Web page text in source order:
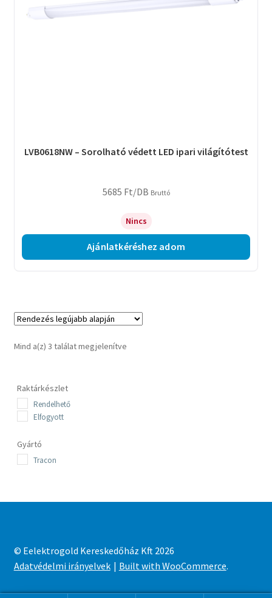
LVB0618NW – Sorolható védett LED ipari világítótest
5685 Ft/DB Bruttó
Nincs
Ajánlatkéréshez adom
Mind a(z) 3 találat megjelenítveSorted
Raktárkészlet
Rendelhető
Elfogyott
Gyártó
Tracon
© Eelektrogold Kereskedőház Kft 2026
Adatvédelmi irányelvek
Built with WooCommerce.